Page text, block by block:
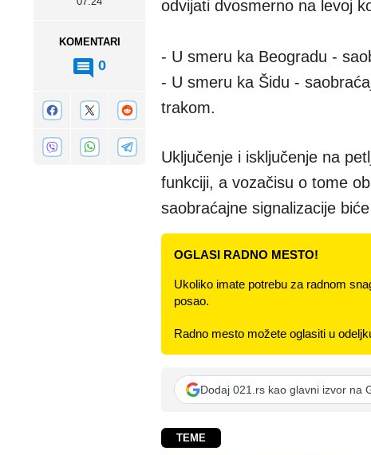
KOMENTARI
0
odvijati dvosmerno na levoj
- U smeru ka Beogradu -
- U smeru ka Šidu -
trakom.
Uključenje i isključenje na
funkciji, a vozačisu o tome
saobraćajne signalizacije
OGLASI RADNO MESTO!
Ukoliko imate potrebu za radnom
posao.
Radno mesto možete oglasiti u
Dodaj 021.rs kao glavni izvor na
TEME